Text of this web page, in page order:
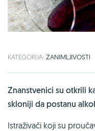
KATEGORIJA: ZANIMLJIVOSTI
Znanstvenici su otkrili
skloniji da postanu
Istraživači koji su